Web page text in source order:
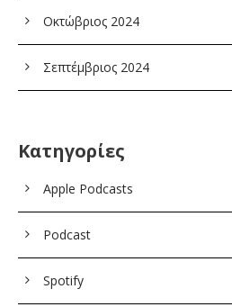
Οκτώβριος 2024
Σεπτέμβριος 2024
Kατηγορίες
Apple Podcasts
Podcast
Spotify